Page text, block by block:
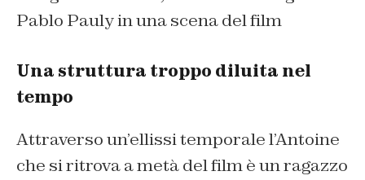
Pablo Pauly in una scena del film
Una struttura troppo diluita nel
tempo
Attraverso un’ellissi temporale l’Antoine
che si ritrova a metà del film è un ragazzo